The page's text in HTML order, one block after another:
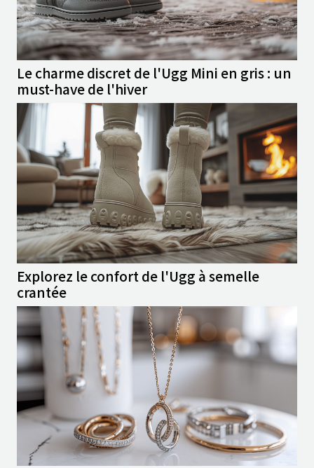
Le charme discret de l'Ugg Mini en gris : un
must-have de l'hiver
Explorez le confort de l'Ugg à semelle
crantée